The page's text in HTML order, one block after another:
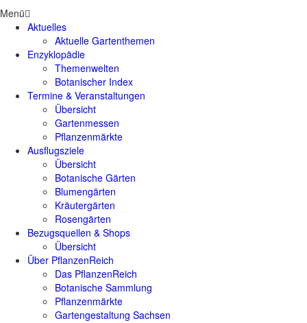
Menü
Aktuelles
Aktuelle Gartenthemen
Enzyklopädie
Themenwelten
Botanischer Index
Termine & Veranstaltungen
Übersicht
Gartenmessen
Pflanzenmärkte
Ausflugsziele
Übersicht
Botanische Gärten
Blumengärten
Kräutergärten
Rosengärten
Bezugsquellen & Shops
Übersicht
Über PflanzenReich
Das PflanzenReich
Botanische Sammlung
Pflanzenmärkte
Gartengestaltung Sachsen